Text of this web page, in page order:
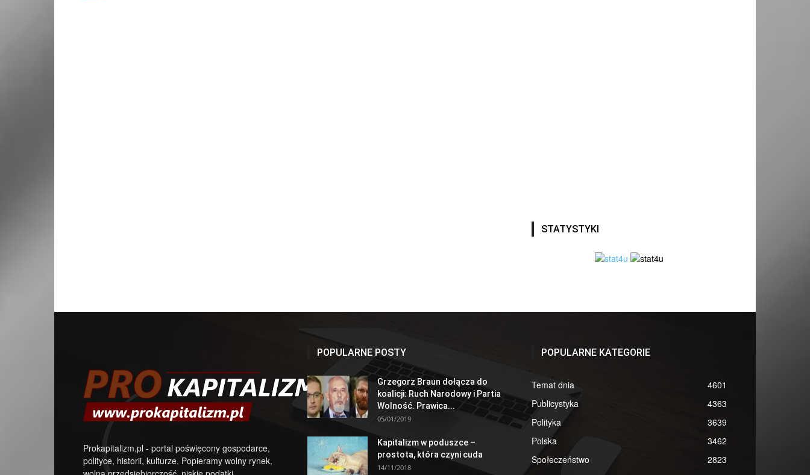
STATYSTYKI
Prokapitalizm.pl - portal poświęcony gospodarce,
polityce, historii, kulturze. Popieramy wolny rynek,
POPULARNE POSTY
Grzegorz Braun dołącza do
koalicji: Ruch Narodowy i Partia
Wolność. Prawica...
05/01/2019
Kapitalizm w poduszce –
prostota, która czyni cuda
14/11/2018
POPULARNE KATEGORIE
Temat dnia
4601
Publicystyka
4363
Polityka
3639
Polska
3462
Społeczeństwo
2823